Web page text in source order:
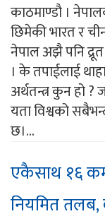
काठमाण्डौ ।
छिमेकी भारत र
नेपाल अझै पनि
। के तपाईलाई
अर्थतन्त्र कुन हो
यता विश्वको
छ।...
एकैसाथ १६
नियमित